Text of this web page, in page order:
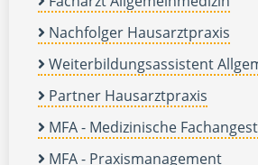
Nachfolger Hausarztpraxis
Weiterbildungsassistent
Partner Hausarztpraxis
MFA - Medizinische
MFA - Praxismanagement